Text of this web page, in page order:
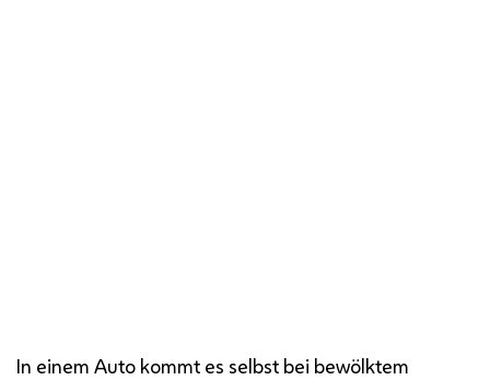
In einem Auto kommt es selbst bei bewölktem